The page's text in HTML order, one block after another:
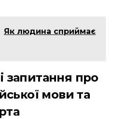
Як людина сприймає
запитання про
мови та